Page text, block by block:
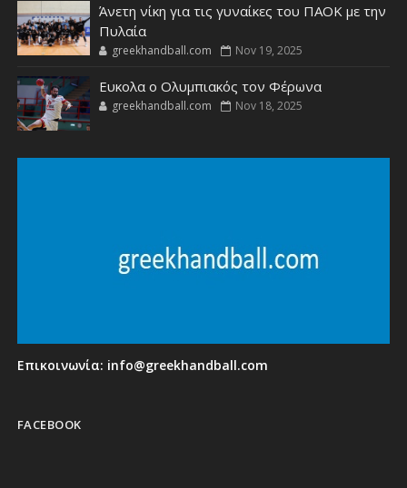
Άνετη νίκη για τις γυναίκες του ΠΑΟΚ με την
Πυλαία
greekhandball.com Nov 19, 2025
Ευκολα ο Ολυμπιακός τον Φέρωνα
greekhandball.com Nov 18, 2025
Επικοινωνία: info@greekhandball.com
FACEBOOK